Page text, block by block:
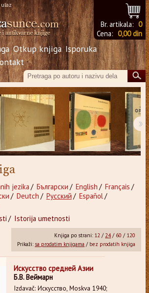
Br. artikala: 0
Cena: 0,00 din
Otkup knjiga Isporuka
›
jezika / Български / English / Français /
/ Deutch / Русский / Español/
/ Istorija umetnosti
Knjiga po strani: 12 /24/ 60 / 120
Prikaži: sa prodatim knjigama / bez prodatih knjiga
Искусство средней Азии
Б.В. Веймарн
Izdavač: Искусство, Moskva 1940;